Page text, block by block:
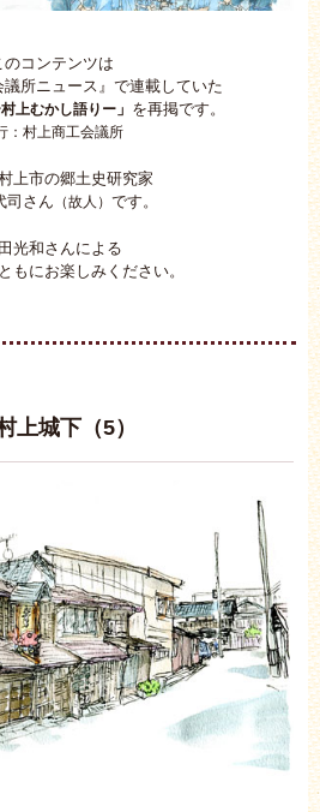
のコンテンツは
議所ニュース』で連載していた
上むかし語りー 」 を再掲です。
：村上商工会議所
上市の郷土史研究家
司さん （故人） です。
光和さんによる
もにお楽しみください。
城下（5）